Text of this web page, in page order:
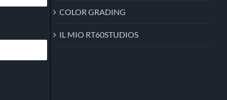
COLOR GRADING
IL MIO RT60STUDIOS